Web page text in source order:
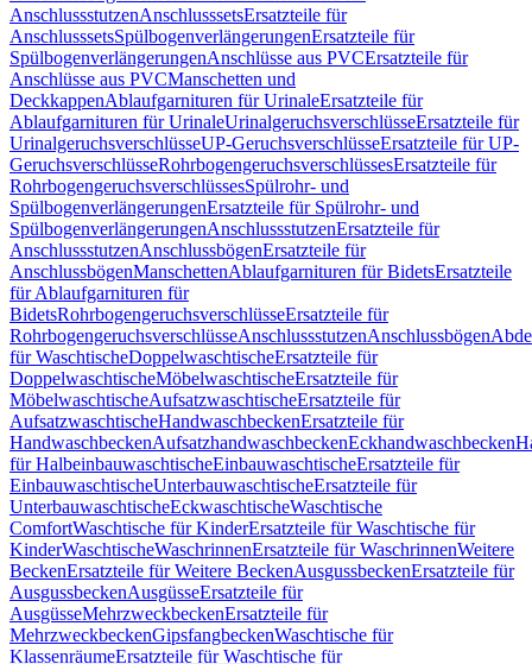
AnschlussstutzenAnschlusssetsErsatzteile für
AnschlusssetsSpülbogenverlängerungenErsatzteile für
SpülbogenverlängerungenAnschlüsse aus PVCErsatzteile für
Anschlüsse aus PVCManschetten und
DeckkappenAblaufgarnituren für UrinaleErsatzteile für
Ablaufgarnituren für UrinaleUrinalgeruchsverschlüsseErsatzteile für
UrinalgeruchsverschlüsseUP-GeruchsverschlüsseErsatzteile für UP-
GeruchsverschlüsseRohrbogengeruchsverschlüssesErsatzteile für
RohrbogengeruchsverschlüssesSpülrohr- und
SpülbogenverlängerungenErsatzteile für Spülrohr- und
SpülbogenverlängerungenAnschlussstutzenErsatzteile für
AnschlussstutzenAnschlussbögenErsatzteile für
AnschlussbögenManschettenAblaufgarnituren für BidetsErsatzteile
für Ablaufgarnituren für
BidetsRohrbogengeruchsverschlüsseErsatzteile für
RohrbogengeruchsverschlüsseAnschlussstutzenAnschlussbögen
für WaschtischeDoppelwaschtischeErsatzteile für
DoppelwaschtischeMöbelwaschtischeErsatzteile für
MöbelwaschtischeAufsatzwaschtischeErsatzteile für
AufsatzwaschtischeHandwaschbeckenErsatzteile für
HandwaschbeckenAufsatzhandwaschbeckenEckhandwaschbecken
für HalbeinbauwaschtischeEinbauwaschtischeErsatzteile für
EinbauwaschtischeUnterbauwaschtischeErsatzteile für
UnterbauwaschtischeEckwaschtischeWaschtische
ComfortWaschtische für KinderErsatzteile für Waschtische für
KinderWaschtischeWaschrinnenErsatzteile für WaschrinnenWeitere
BeckenErsatzteile für Weitere BeckenAusgussbeckenErsatzteile für
AusgussbeckenAusgüsseErsatzteile für
AusgüsseMehrzweckbeckenErsatzteile für
MehrzweckbeckenGipsfangbeckenWaschtische für
KlassenräumeErsatzteile für Waschtische für